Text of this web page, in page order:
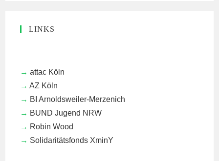
LINKS
attac Köln
AZ Köln
BI Arnoldsweiler-Merzenich
BUND Jugend NRW
Robin Wood
Solidaritätsfonds XminY